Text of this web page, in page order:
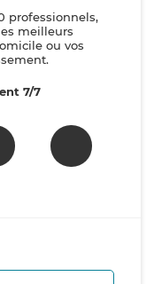
professionnels,
meilleurs
ou vos
7/7